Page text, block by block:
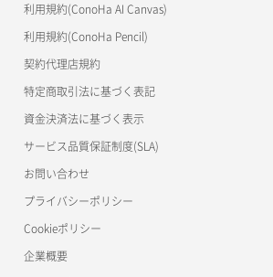
利用規約(ConoHa AI Canvas)
利用規約(ConoHa Pencil)
契約代理店規約
特定商取引法に基づく表記
資金決済法に基づく表示
サービス品質保証制度(SLA)
お問い合わせ
プライバシーポリシー
Cookieポリシー
企業概要